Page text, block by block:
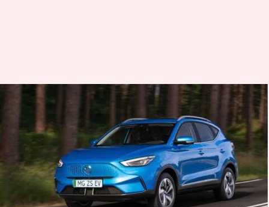
EV : మొదటి ఎలక్ట్రిక్ కారు ఎప్పుడు
విడుదలైందో తెలుసా..?నేడు ఈవి
మార్కెట్ విలువ రూ.33 వేల కోట్లు
Sirish Praharaju Apr 12, 2024 09:34 am
ఈ వార్తాకథనం ఏంటి